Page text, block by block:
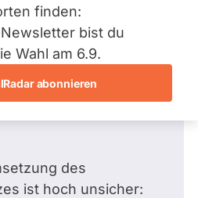
finden:
bist du
Wahl am 6.9.
abonnieren
ungeklärt
vor allem Bürger
rheinla
des
ist hoch unsicher: